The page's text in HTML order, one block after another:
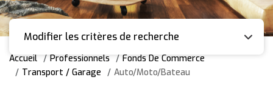
Modifier les critères de recherche
Accueil Professionnels
Fonds De Commerce
Transport / Garage
Auto/Moto/Bateau